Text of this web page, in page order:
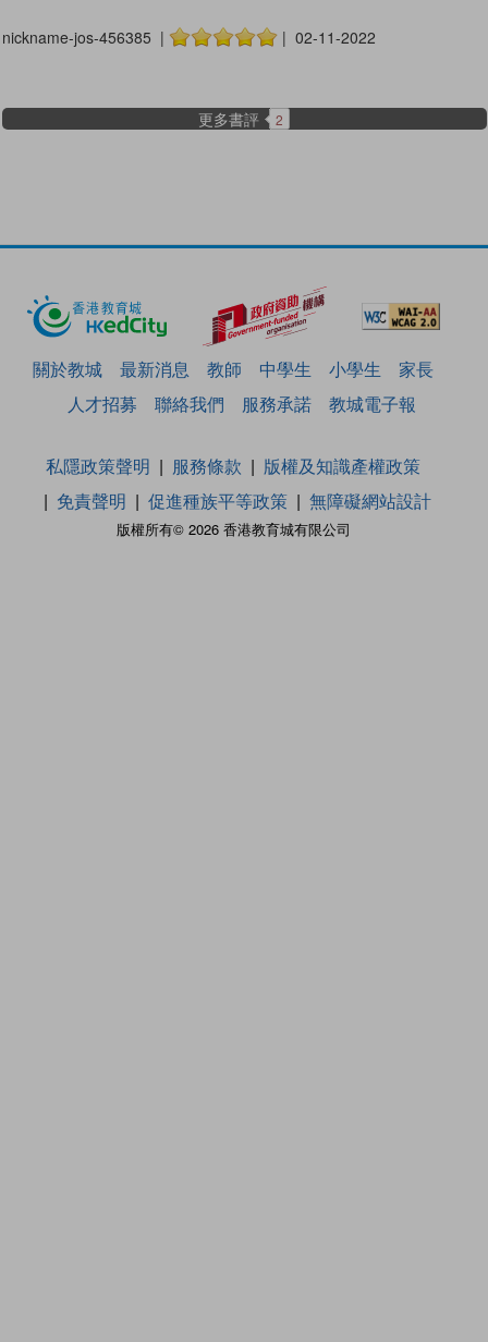
nickname-jos-456385 | | 02-11-2022
更多書評 2
關於教城 最新消息 教師 中學生 小學生
家長
人才招募
聯絡我們 服務承諾 教城電子報
版權所有© 2026 香港教育城有限公司
私隱政策聲明 服務條款
版權及知識產權政策
免責聲明
促進種族平等政策 無障礙網站設計